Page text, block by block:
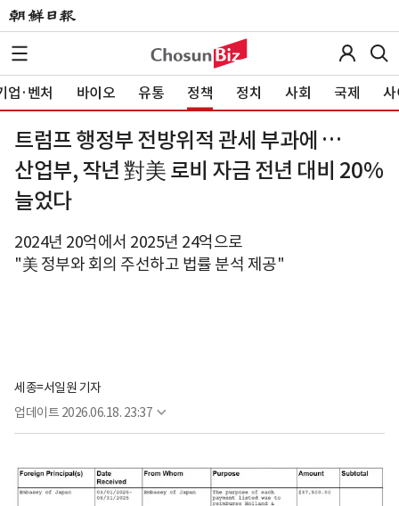
업·벤처 바이오 유통 정책 정치 사회 국제 사
트럼프 행정부 전방위적 관세 부과에 …
산업부, 작년 對美 로비 자금 전년 대비 20%
늘었다
2024년 20억에서 2025년 24억으로
"美 정부와 회의 주선하고 법률 분석 제공"
세종=서일원 기자
업데이트 2026.06.18. 23:37